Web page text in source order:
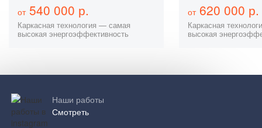
от540 000 р.
Каркасная технология — самая
высокая энергоэффективность
от620 000 р.
Каркасная
высокая
Наши работы
Смотреть